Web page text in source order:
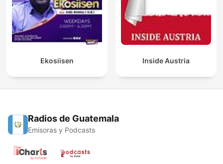
Ekosiisen Inside Austria
Radios de Guatemala
Emisoras y Podcasts